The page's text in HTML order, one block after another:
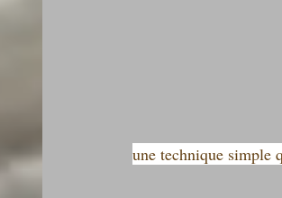
une technique simple